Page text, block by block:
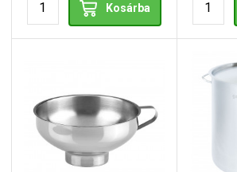
Kosárba